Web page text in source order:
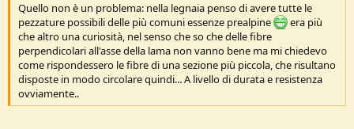
Quello non è un problema: nella legnaia penso di avere tutte le
pezzature possibili delle più comuni essenze prealpine
era più
che altro una curiosità, nel senso che so che delle fibre
perpendicolari all'asse della lama non vanno bene ma mi chiedevo
come rispondessero le fibre di una sezione più piccola, che risultano
disposte in modo circolare quindi... A livello di durata e resistenza
ovviamente..